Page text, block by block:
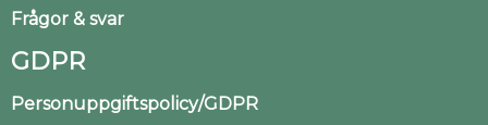
Frågor & svar
GDPR
Personuppgiftspolicy/GDPR